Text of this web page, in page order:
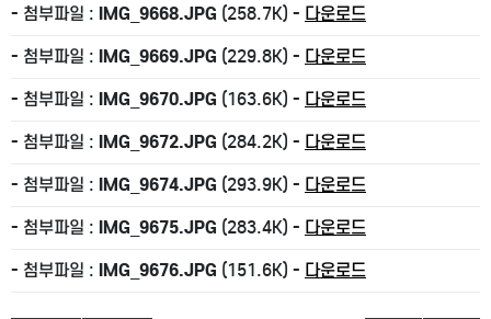
- 첨부파일 : IMG_9668.JPG (258.7K) - 다운로드
- 첨부파일 : IMG_9669.JPG (229.8K) - 다운로드
- 첨부파일 : IMG_9670.JPG (163.6K) - 다운로드
- 첨부파일 : IMG_9672.JPG (284.2K) - 다운로드
- 첨부파일 : IMG_9674.JPG (293.9K) - 다운로드
- 첨부파일 : IMG_9675.JPG (283.4K) - 다운로드
- 첨부파일 : IMG_9676.JPG (151.6K) - 다운로드